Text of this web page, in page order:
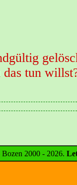
das tun
2000 - 2026.